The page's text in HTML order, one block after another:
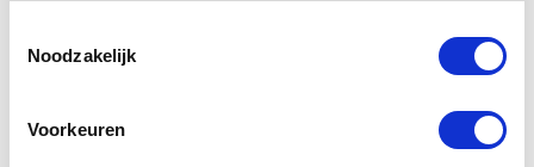
Noodzakelijk
Voorkeuren